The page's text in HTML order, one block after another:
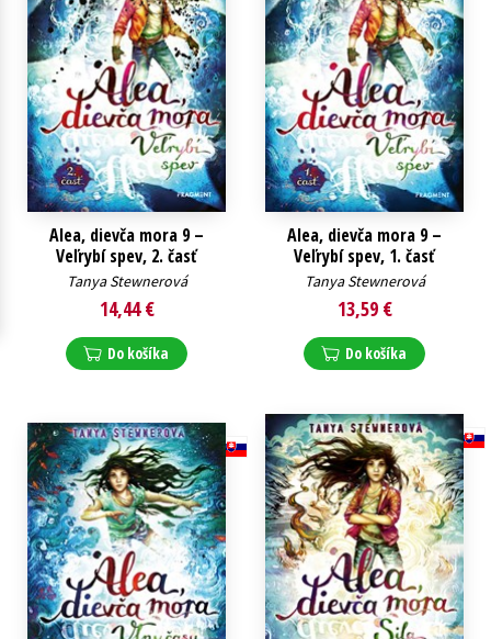
Technické vedy
Učebnice
Umenie a kultúra
Výchova a pedagogika
Young adult
Young adult (SK)
Zdravie a životný štýl
Všetky tituly
Alea, dievča mora 9 –
Veľrybí spev, 2. časť
Tanya Stewnerová
14,44 €
Do košíka
Alea, dievča mora 9 –
Veľrybí spev, 1. časť
Tanya Stewnerová
13,59 €
Do košíka